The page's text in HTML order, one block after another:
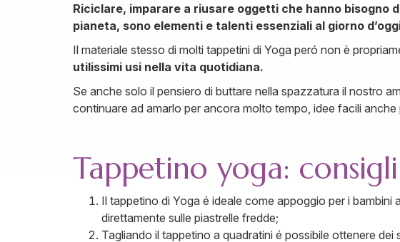
Riciclare, imparare a riusare oggetti che hanno bisogno
pianeta, sono elementi e talenti essenziali al giorno
Il materiale stesso di molti tappetini di Yoga peró non è
utilissimi usi nella vita quotidiana.
Se anche solo il pensiero di buttare nella spazzatura il nostro
continuare ad amarlo per ancora molto tempo, idee facili
Tappetino yoga:
Il tappetino di Yoga é ideale come appoggio per i
direttamente sulle piastrelle fredde;
Tagliando il tappetino a quadratini é possibile ottenere